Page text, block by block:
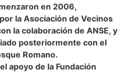
en 2006,
la Asociación de Vecinos
la colaboración de ANSE, y
posteriormente con el
Romano.
apoyo de la Fundación